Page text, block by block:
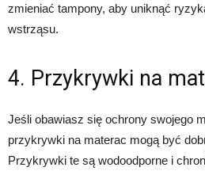
zmieniać tampony, aby uniknąć
wstrząsu.
4. Przykrywki na
Jeśli obawiasz się ochrony swojego
przykrywki na materac mogą być
Przykrywki te są wodoodporne i